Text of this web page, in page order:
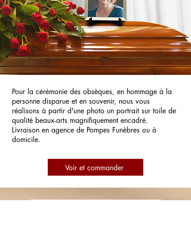
Pour la cérémonie des obsèques, en hommage à la
personne disparue et en souvenir, nous vous
réalisons à partir d'une photo un portrait sur toile de
qualité beaux-arts magnifiquement encadré.
Livraison en agence de Pompes Funèbres ou à
domicile.
Voir et commander